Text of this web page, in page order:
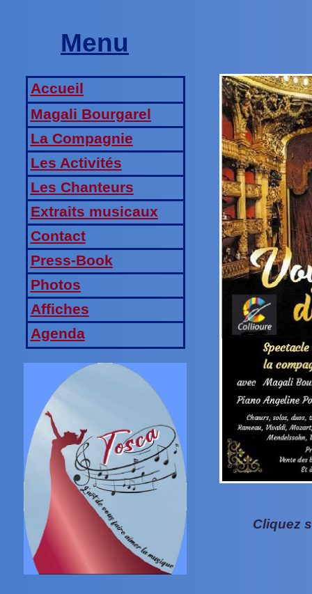
Menu
Cliquez
Accueil
Magali Bourgarel
La Compagnie
Les Activités
Les Chanteurs
Extraits musicaux
Contact
Press-Book
Photos
Affiches
Agenda